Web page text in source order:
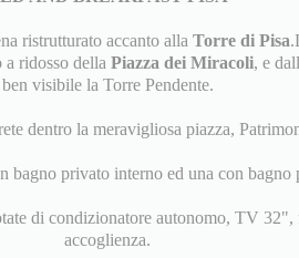
ristrutturato accanto alla Torre di Pisa
ridosso della Piazza dei Miracoli, e
ben visibile la Torre Pendente.
dentro la meravigliosa piazza,
bagno privato interno ed una con bagno
di condizionatore autonomo, TV
accoglienza.